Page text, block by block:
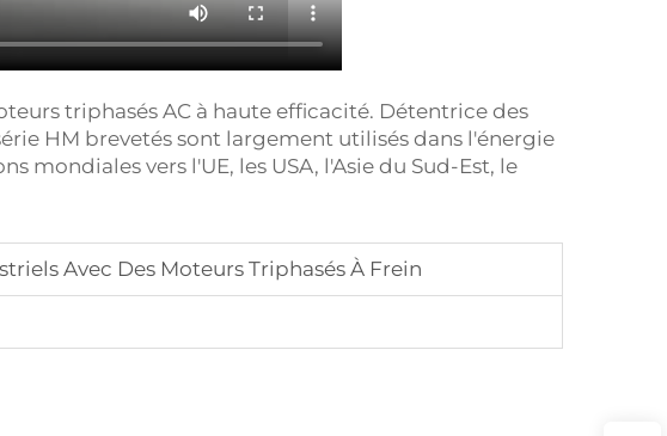
triphasés AC à haute efficacité. Détentrice des
HM brevetés sont largement utilisés dans l'énergie
mondiales vers l'UE, les USA, l'Asie du Sud-Est, le
Avec Des Moteurs Triphasés À Frein